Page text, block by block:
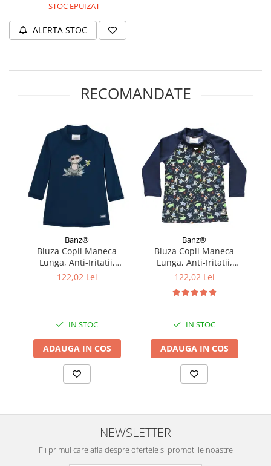
STOC EPUIZAT
ALERTA STOC
RECOMANDATE
Banz®
Bluza Copii Maneca
Lunga, Anti-Iritatii,
Protectie Soare UPF50+,
122,02 Lei
IN STOC
ADAUGA IN COS
Banz®
Bluza Copii Maneca
Lunga, Anti-Iritatii,
Protectie Soare UPF50+,
122,02 Lei
IN STOC
ADAUGA IN COS
NEWSLETTER
Fii primul care afla despre ofertele si promotiile noastre